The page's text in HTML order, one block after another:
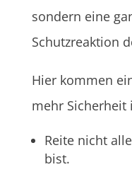
sondern eine
Schutzreaktion
Hier kommen
mehr Sicherheit
Reite nicht
bist.